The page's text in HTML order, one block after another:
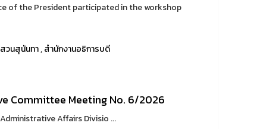
of the President participated in the workshop
วนสุนันทา,สำนักงานอธิการบดี
Committee Meeting No. 6/2026
Affairs Divisio ...